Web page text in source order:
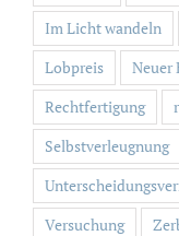
Im Licht wandeln
Lobpreis
Neuer
Rechtfertigung
Selbstverleugnung
Versuchung